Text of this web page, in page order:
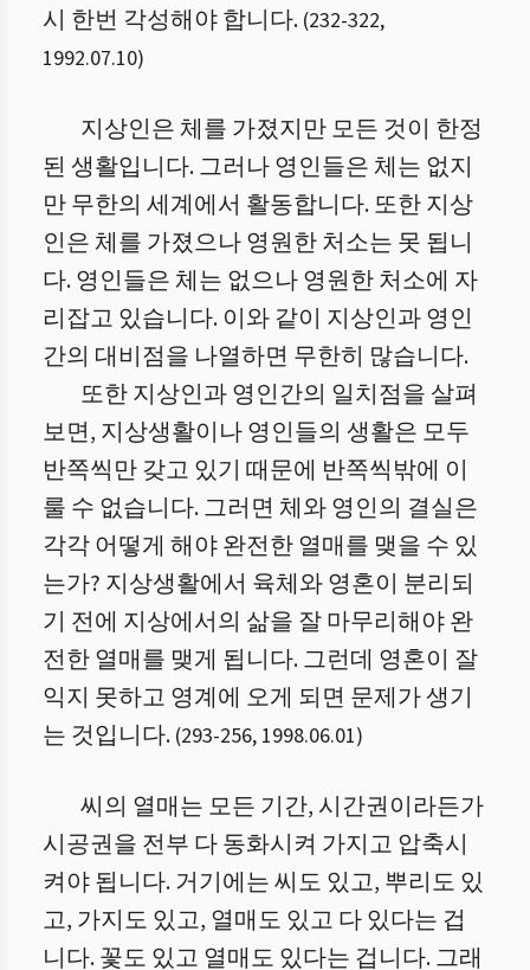
시 한번 각성해야 합니다. (232-322,
1992.07.10)
지상인은 체를 가졌지만 모든 것이 한정
된 생활입니다. 그러나 영인들은 체는 없지
만 무한의 세계에서 활동합니다. 또한 지상
인은 체를 가졌으나 영원한 처소는 못 됩니
다. 영인들은 체는 없으나 영원한 처소에 자
리잡고 있습니다. 이와 같이 지상인과 영인
간의 대비점을 나열하면 무한히 많습니다.
또한 지상인과 영인간의 일치점을 살펴
보면, 지상생활이나 영인들의 생활은 모두
반쪽씩만 갖고 있기 때문에 반쪽씩밖에 이
룰 수 없습니다. 그러면 체와 영인의 결실은
각각 어떻게 해야 완전한 열매를 맺을 수 있
는가? 지상생활에서 육체와 영혼이 분리되
기 전에 지상에서의 삶을 잘 마무리해야 완
전한 열매를 맺게 됩니다. 그런데 영혼이 잘
익지 못하고 영계에 오게 되면 문제가 생기
는 것입니다. (293-256, 1998.06.01)
씨의 열매는 모든 기간, 시간권이라든가
시공권을 전부 다 동화시켜 가지고 압축시
켜야 됩니다. 거기에는 씨도 있고, 뿌리도 있
고, 가지도 있고, 열매도 있고 다 있다는 겁
니다. 꽃도 있고 열매도 있다는 겁니다. 그래